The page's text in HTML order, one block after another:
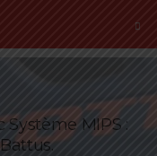
Système MIPS :